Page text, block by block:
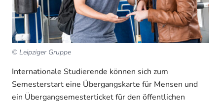
© Leipziger Gruppe
Internationale Studierende können sich zum
Semesterstart eine Übergangskarte für Mensen und
ein Übergangsemesterticket für den öffentlichen